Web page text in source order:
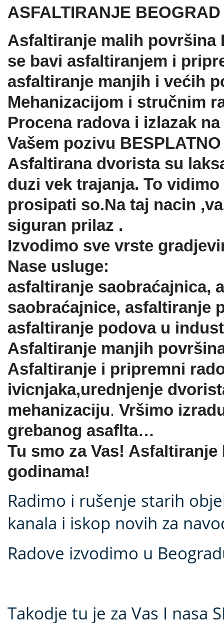
ASFALTIRANJE
Asfaltiranje malih površina
se bavi asfaltiranjem i
asfaltiranje manjih i većih
Mehanizacijom i stručnim
Procena radova i izlazak
Vašem pozivu BESPLATNO
Asfaltirana dvorista su
duzi vek trajanja. To
prosipati so.Na taj nacin
siguran prilaz .
Izvodimo sve vrste
Nase usluge:
asfaltiranje saobraćajnica,
saobraćajnice, asfaltiranje
asfaltiranje podova u
Asfaltiranje manjih
Asfaltiranje i pripremni
ivicnjaka,urednjenje
mehanizaciju. Vršimo
grebanog asaflta…
Tu smo za Vas!
godinama!
Radimo i rušenje starih
kanala i iskop novih za
Radove izvodimo u
Takodje tu je za Vas I nasa